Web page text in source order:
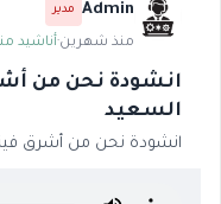
Admin مدير
منذ شهرين·أناشيد
انشودة نحن من
السعيد
انشودة نحن من أشرق